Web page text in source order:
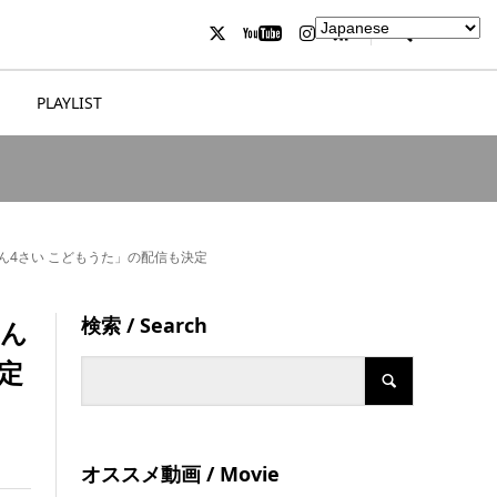
PLAYLIST
4さい こどもうた」の配信も決定
検索 / Search
オススメ動画 / Movie